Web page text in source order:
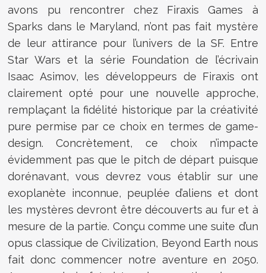
avons pu rencontrer chez Firaxis Games à
Sparks dans le Maryland, n’ont pas fait mystère
de leur attirance pour l’univers de la SF. Entre
Star Wars et la série Foundation de l’écrivain
Isaac Asimov, les développeurs de Firaxis ont
clairement opté pour une nouvelle approche,
remplaçant la fidélité historique par la créativité
pure permise par ce choix en termes de game-
design. Concrètement, ce choix n’impacte
évidemment pas que le pitch de départ puisque
dorénavant, vous devrez vous établir sur une
exoplanète inconnue, peuplée d’aliens et dont
les mystères devront être découverts au fur et à
mesure de la partie. Conçu comme une suite d’un
opus classique de Civilization, Beyond Earth nous
fait donc commencer notre aventure en 2050.